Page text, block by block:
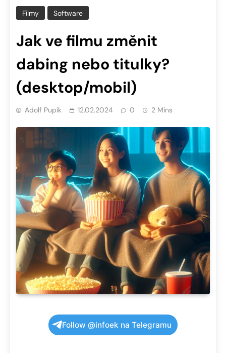
Filmy Software
Jak ve filmu změnit
dabing nebo titulky?
(desktop/mobil)
Adolf Pupík 12.02.2024 0 2 Mins
Follow @infoek na Telegramu